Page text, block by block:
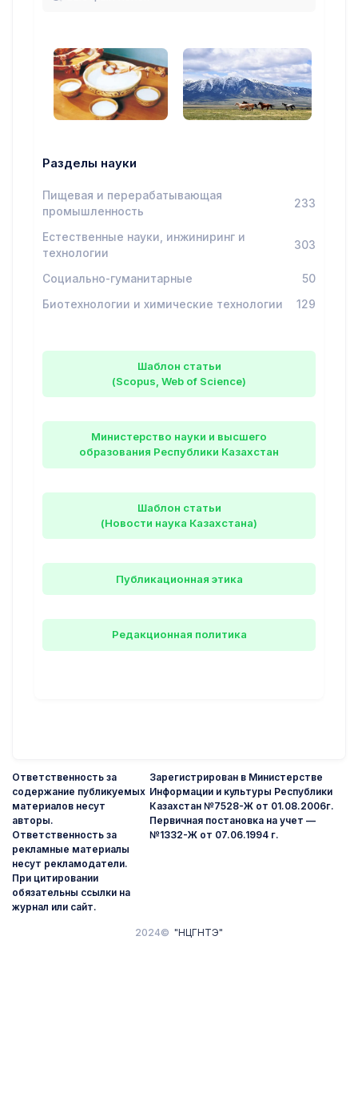
Разделы науки
Пищевая и перерабатывающая
промышленность
233
Естественные науки, инжиниринг и
технологии
303
Социально-гуманитарные
50
Биотехнологии и химические технологии
129
Шаблон статьи
(Scopus, Web of Science)
Министерство науки и высшего
образования Республики Казахстан
Шаблон статьи
(Новости наука Казахстана)
Публикационная этика
Редакционная политика
2024© "НЦГНТЭ"
Ответственность за
содержание публикуемых
материалов несут
авторы.
Ответственность за
рекламные материалы
несут рекламодатели.
При цитировании
обязательны ссылки на
журнал или сайт.
Зарегистрирован в Министерстве
Информации и культуры Республики
Казахстан №7528-Ж от 01.08.2006г.
Первичная постановка на учет —
№1332-Ж от 07.06.1994 г.